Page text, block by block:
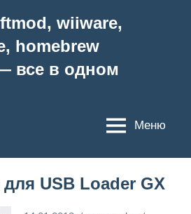
wiiware,
homebrew
все в одном
Меню
USB Loader GX